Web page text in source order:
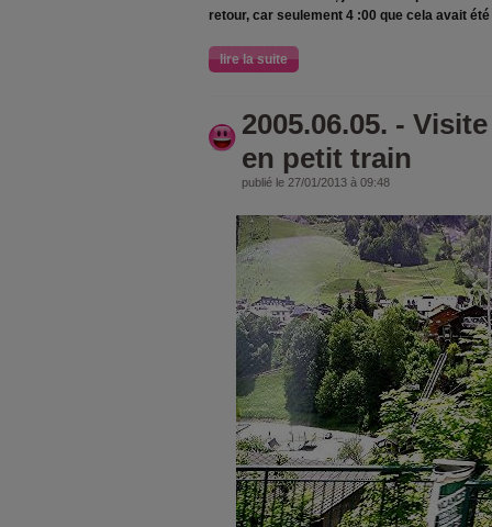
retour, car seulement 4 :00 que cela avait
lire la suite
2005.06.05. -
en petit train
publié le 27/01/2013 à 09:48